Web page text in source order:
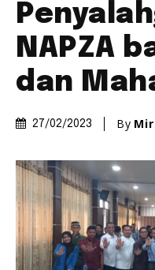
NAPZA
dan
27/02/2023 By